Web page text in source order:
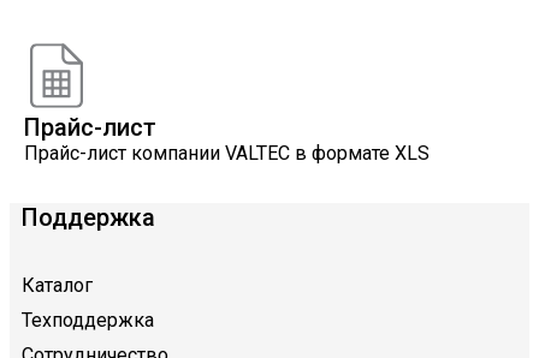
Прайс-лист
Прайс-лист компании VALTEC в формате XLS
Поддержка
Каталог
Техподдержка